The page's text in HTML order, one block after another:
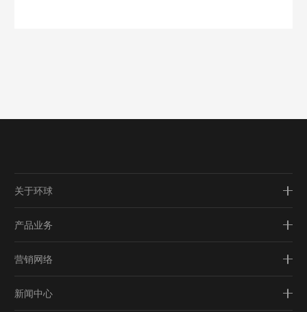
关于环球
产品业务
营销网络
新闻中心